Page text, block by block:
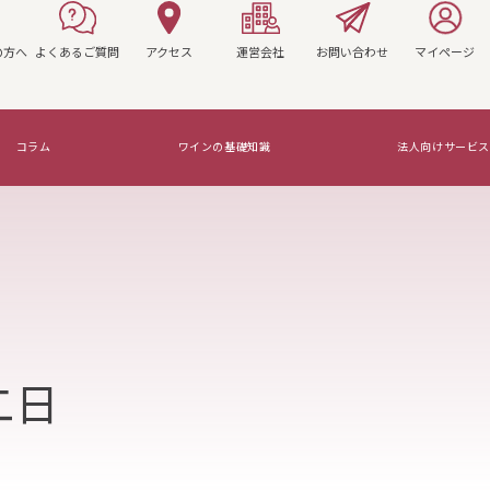
方へ よくあるご質問 アクセス 運営会社 お問い合わせ マイページ
コラム ワインの基礎知識 法人向けサービス